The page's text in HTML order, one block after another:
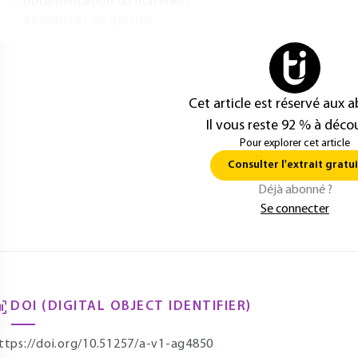
Cet article est réservé aux
Il vous reste 92 % à
Pour explorer cet article
Consulter l'extrait
Déjà abonné ?
Se connecter
DOI (DIGITAL OBJECT IDENTIFIER)
doi.org/10.51257/a-v1-ag4850